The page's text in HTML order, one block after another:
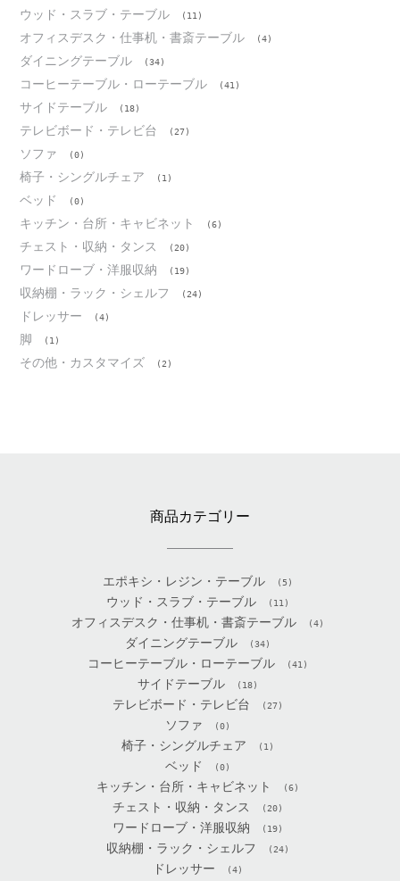
ウッド・スラブ・テーブル (11)
オフィスデスク・仕事机・書斎テーブル (4)
ダイニングテーブル (34)
コーヒーテーブル・ローテーブル (41)
サイドテーブル (18)
テレビボード・テレビ台 (27)
ソファ (0)
椅子・シングルチェア (1)
ベッド (0)
キッチン・台所・キャビネット (6)
チェスト・収納・タンス (20)
ワードローブ・洋服収納 (19)
収納棚・ラック・シェルフ (24)
ドレッサー (4)
脚 (1)
その他・カスタマイズ (2)
商品カテゴリー
エポキシ・レジン・テーブル (5)
ウッド・スラブ・テーブル (11)
オフィスデスク・仕事机・書斎テーブル (4)
ダイニングテーブル (34)
コーヒーテーブル・ローテーブル (41)
サイドテーブル (18)
テレビボード・テレビ台 (27)
ソファ (0)
椅子・シングルチェア (1)
ベッド (0)
キッチン・台所・キャビネット (6)
チェスト・収納・タンス (20)
ワードローブ・洋服収納 (19)
収納棚・ラック・シェルフ (24)
ドレッサー (4)